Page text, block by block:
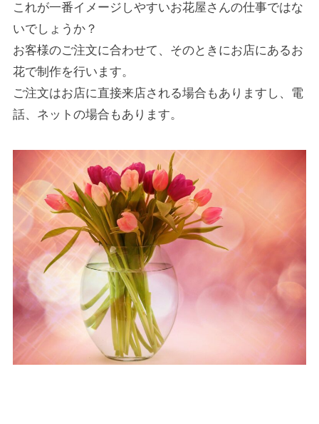
これが一番イメージしやすいお花屋さんの仕事ではな
いでしょうか？
お客様のご注文に合わせて、そのときにお店にあるお
花で制作を行います。
ご注文はお店に直接来店される場合もありますし、電
話、ネットの場合もあります。